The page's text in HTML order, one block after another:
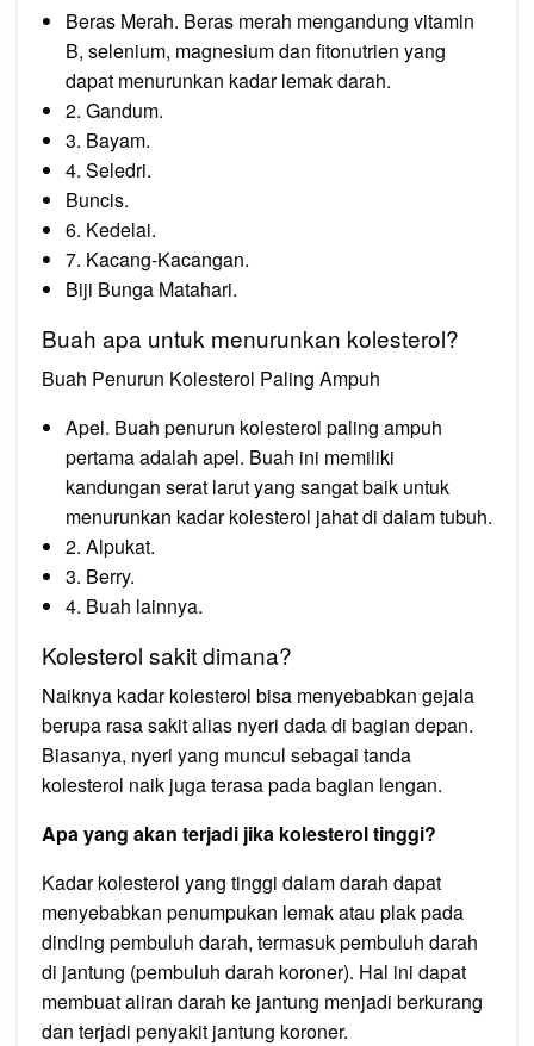
Beras Merah. Beras merah mengandung vitamin
B, selenium, magnesium dan fitonutrien yang
dapat menurunkan kadar lemak darah.
2. Gandum.
3. Bayam.
4. Seledri.
Buncis.
6. Kedelai.
7. Kacang-Kacangan.
Biji Bunga Matahari.
Buah apa untuk menurunkan kolesterol?
Buah Penurun Kolesterol Paling Ampuh
Apel. Buah penurun kolesterol paling ampuh
pertama adalah apel. Buah ini memiliki
kandungan serat larut yang sangat baik untuk
menurunkan kadar kolesterol jahat di dalam tubuh.
2. Alpukat.
3. Berry.
4. Buah lainnya.
Kolesterol sakit dimana?
Naiknya kadar kolesterol bisa menyebabkan gejala
berupa rasa sakit alias nyeri dada di bagian depan.
Biasanya, nyeri yang muncul sebagai tanda
kolesterol naik juga terasa pada bagian lengan.
Apa yang akan terjadi jika kolesterol tinggi?
Kadar kolesterol yang tinggi dalam darah dapat
menyebabkan penumpukan lemak atau plak pada
dinding pembuluh darah, termasuk pembuluh darah
di jantung (pembuluh darah koroner). Hal ini dapat
membuat aliran darah ke jantung menjadi berkurang
dan terjadi penyakit jantung koroner.